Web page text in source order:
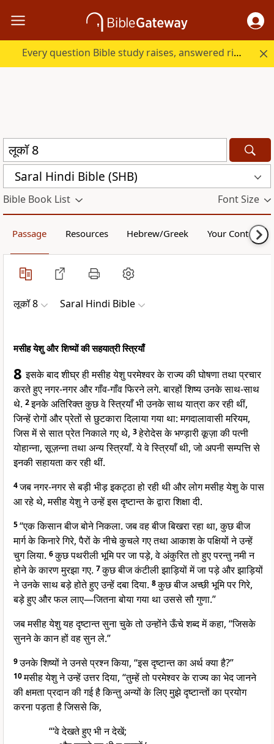
Every question Bible study raises, answered right here.
Saral Hindi Bible (SHB)
Bible Book List Font Size
Passage Resources Hebrew/Greek Your Content
लूकॉ 8 Saral Hindi Bible
मसीह येशु और शिष्यों की सहयात्री स्त्रियाँ
8इसके बाद शीघ्र ही मसीह येशु परमेश्वर के राज्य की घोषणा तथा प्रचार
करते हुए नगर-नगर और गाँव-गाँव फिरने लगे. बारहों शिष्य उनके साथ-साथ
थे. 2इनके अतिरिक्त कुछ वे स्त्रियाँ भी उनके साथ यात्रा कर रही थीं,
जिन्हें रोगों और प्रेतों से छुटकारा दिलाया गया था: मगदालावासी मरियम,
जिस में से सात प्रेत निकाले गए थे, 3हेरोदेस के भण्ड़ारी कूज़ा की पत्नी
योहान्ना, सूज़न्ना तथा अन्य स्त्रियाँ. ये वे स्त्रियाँ थी, जो अपनी सम्पत्ति से
इनकी सहायता कर रही थीं.
4जब नगर-नगर से बड़ी भीड़ इकट्ठा हो रही थी और लोग मसीह येशु के पास
आ रहे थे, मसीह येशु ने उन्हें इस दृष्टान्त के द्वारा शिक्षा दी.
5“एक किसान बीज बोने निकला. जब वह बीज बिखरा रहा था, कुछ बीज
मार्ग के किनारे गिरे, पैरों के नीचे कुचले गए तथा आकाश के पक्षियों ने उन्हें
चुग लिया. 6कुछ पथरीली भूमि पर जा पड़े, वे अंकुरित तो हुए परन्तु नमी न
होने के कारण मुरझा गए. 7कुछ बीज कंटीली झाड़ियों में जा पड़े और झाड़ियों
ने उनके साथ बड़े होते हुए उन्हें दबा दिया. 8कुछ बीज अच्छी भूमि पर गिरे,
बड़े हुए और फल लाए—जितना बोया गया था उससे सौ गुणा.”
जब मसीह येशु यह दृष्टान्त सुना चुके तो उन्होंने ऊँचे शब्द में कहा, “जिसके
सुनने के कान हों वह सुन ले.”
9उनके शिष्यों ने उनसे प्रश्न किया, “इस दृष्टान्त का अर्थ क्या है?”
10मसीह येशु ने उन्हें उत्तर दिया, “तुम्हें तो परमेश्वर के राज्य का भेद जानने
की क्षमता प्रदान की गई है किन्तु अन्यों के लिए मुझे दृष्टान्तों का प्रयोग
करना पड़ता है जिससे कि,
“‘वे देखते हुए भी न देखें;